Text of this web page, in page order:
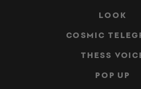
LOOK
COSMIC
THESS
POP UP